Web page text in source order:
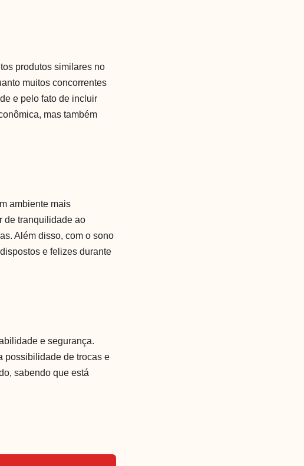
produtos similares no
muitos concorrentes
e pelo fato de incluir
mas também
ambiente mais
de tranquilidade ao
Além disso, com o sono
e felizes durante
e segurança.
possibilidade de trocas e
sabendo que está